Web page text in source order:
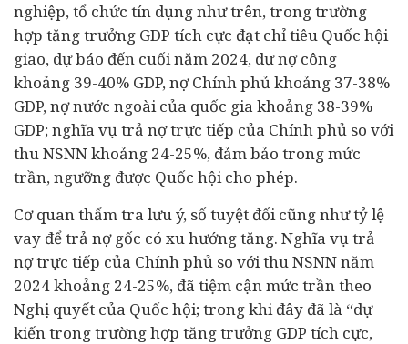
nghiệp, tổ chức tín dụng như trên, trong trường
hợp tăng trưởng GDP tích cực đạt chỉ tiêu Quốc hội
giao, dự báo đến cuối năm 2024, dư nợ công
khoảng 39-40% GDP, nợ Chính phủ khoảng 37-38%
GDP, nợ nước ngoài của quốc gia khoảng 38-39%
GDP; nghĩa vụ trả nợ trực tiếp của Chính phủ so với
thu NSNN khoảng 24-25%, đảm bảo trong mức
trần, ngưỡng được Quốc hội cho phép.
Cơ quan thẩm tra lưu ý, số tuyệt đối cũng như tỷ lệ
vay để trả nợ gốc có xu hướng tăng. Nghĩa vụ trả
nợ trực tiếp của Chính phủ so với thu NSNN năm
2024 khoảng 24-25%, đã tiệm cận mức trần theo
Nghị quyết của Quốc hội; trong khi đây đã là “dự
kiến trong trường hợp tăng trưởng GDP tích cực,